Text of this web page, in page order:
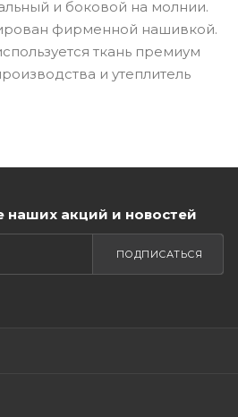
и боковой на молнии.
фирменной нашивкой.
ткань премиум
и утеплитель
наших акций и новостей
ПОДПИСАТЬСЯ